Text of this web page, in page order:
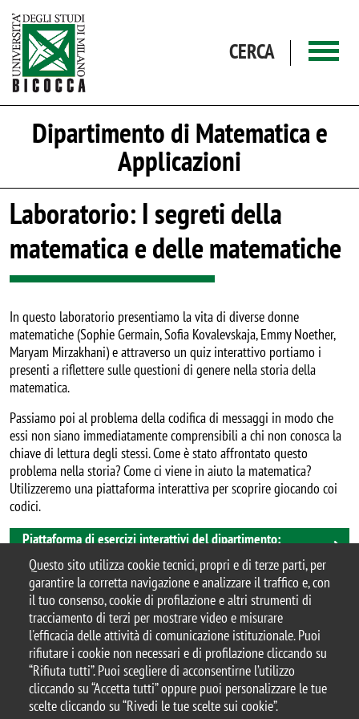
Questo sito utilizza cookie tecnici, propri e di terze parti, per
garantire la corretta navigazione e analizzare il traffico e, con
il tuo consenso, cookie di profilazione e altri strumenti di
tracciamento di terzi per mostrare video e misurare
l'efficacia delle attività di comunicazione istituzionale. Puoi
rifiutare i cookie non necessari e di profilazione cliccando su
“Rifiuta tutti”. Puoi scegliere di acconsentirne l’utilizzo
cliccando su “Accetta tutti” oppure puoi personalizzare le tue
scelte cliccando su “Rivedi le tue scelte sui cookie”.
CERCA
Dipartimento di Matematica e
Applicazioni
Laboratorio: I segreti della
matematica e delle matematiche
In questo laboratorio presentiamo la vita di diverse donne
matematiche (Sophie Germain, Sofia Kovalevskaja, Emmy Noether,
Maryam Mirzakhani) e attraverso un quiz interattivo portiamo i
presenti a riflettere sulle questioni di genere nella storia della
matematica.
Passiamo poi al problema della codifica di messaggi in modo che
essi non siano immediatamente comprensibili a chi non conosca la
chiave di lettura degli stessi. Come è stato affrontato questo
problema nella storia? Come ci viene in aiuto la matematica?
Utilizzeremo una piattaforma interattiva per scoprire giocando coi
codici.
Piattaforma di esercizi interattivi del dipartimento:
© 2026 Università degli Studi di Milano-Bicocca
Piazza dell'Ateneo Nuovo, 1 - 20126, Milano
Casella PEC:ateneo.bicocca@pec.unimib.it
P.I. 12621570154 |
redazioneweb.matapp@unimib.it